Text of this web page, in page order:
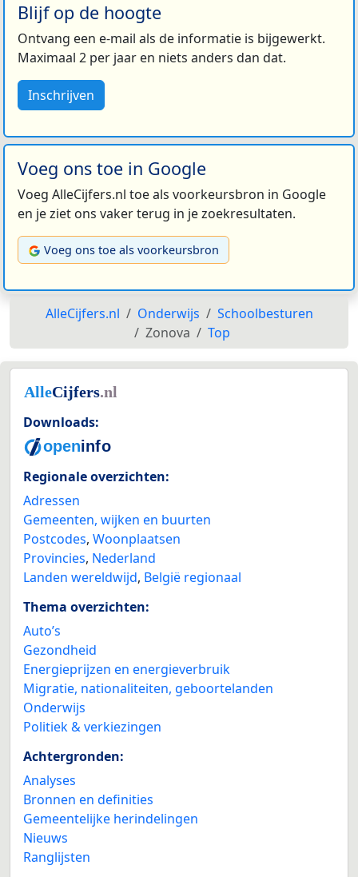
Blijf op de hoogte
Ontvang een e-mail als de informatie is bijgewerkt.
Maximaal 2 per jaar en niets anders dan dat.
Inschrijven
Voeg ons toe in Google
Voeg AlleCijfers.nl toe als voorkeursbron in Google
en je ziet ons vaker terug in je zoekresultaten.
Voeg ons toe als voorkeursbron
AlleCijfers.nl Onderwijs
Schoolbesturen
Zonova
Top
Downloads:
Regionale overzichten:
Adressen
Gemeenten, wijken en buurten
Postcodes, Woonplaatsen
Provincies, Nederland
Landen wereldwijd, België regionaal
Thema overzichten:
Auto’s
Gezondheid
Energieprijzen en energieverbruik
Migratie, nationaliteiten, geboortelanden
Onderwijs
Politiek & verkiezingen
Achtergronden:
Analyses
Bronnen en definities
Gemeentelijke herindelingen
Nieuws
Ranglijsten